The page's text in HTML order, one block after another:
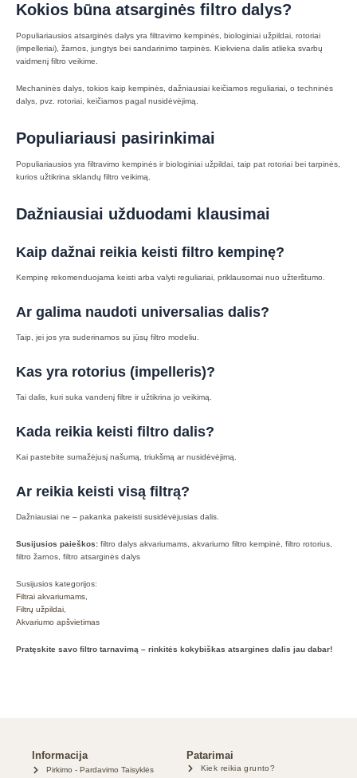
Kokios būna atsarginės filtro dalys?
Populiariausios atsarginės dalys yra filtravimo kempinės, biologiniai užpildai, rotoriai
(impelleriai), žarnos, jungtys bei sandarinimo tarpinės. Kiekviena dalis atlieka svarbų
vaidmenį filtro veikime.
Mechaninės dalys, tokios kaip kempinės, dažniausiai keičiamos reguliariai, o techninės
dalys, pvz. rotoriai, keičiamos pagal nusidėvėjimą.
Populiariausi pasirinkimai
Populiariausios yra filtravimo kempinės ir biologiniai užpildai, taip pat rotoriai bei tarpinės,
kurios užtikrina sklandų filtro veikimą.
Dažniausiai užduodami klausimai
Kaip dažnai reikia keisti filtro kempinę?
Kempinę rekomenduojama keisti arba valyti reguliariai, priklausomai nuo užterštumo.
Ar galima naudoti universalias dalis?
Taip, jei jos yra suderinamos su jūsų filtro modeliu.
Kas yra rotorius (impelleris)?
Tai dalis, kuri suka vandenį filtre ir užtikrina jo veikimą.
Kada reikia keisti filtro dalis?
Kai pastebite sumažėjusį našumą, triukšmą ar nusidėvėjimą.
Ar reikia keisti visą filtrą?
Dažniausiai ne – pakanka pakeisti susidėvėjusias dalis.
Susijusios paieškos: filtro dalys akvariumams, akvariumo filtro kempinė, filtro rotorius,
filtro žarnos, filtro atsarginės dalys
Susijusios kategorijos:
Filtrai akvariumams,
Filtrų užpildai,
Akvariumo apšvietimas
Pratęskite savo filtro tarnavimą – rinkitės kokybiškas atsargines dalis jau dabar!
Informacija
Pirkimo - Pardavimo Taisyklės
Patarimai
Kiek reikia grunto?